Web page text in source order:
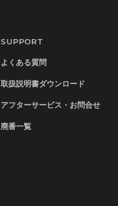
SUPPORT
よくある質問
取扱説明書ダウンロード
アフターサービス・お問合せ
廃番一覧